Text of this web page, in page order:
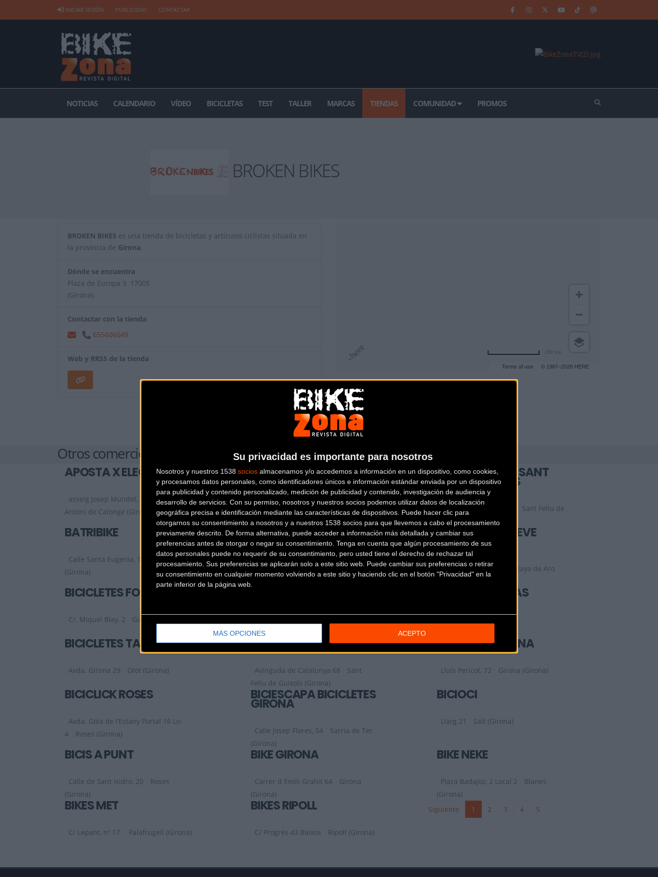
Su privacidad es importante para nosotros
Nosotros y nuestros 1538 socios almacenamos y/o accedemos a información en un dispositivo, como cookies,
y procesamos datos personales, como identificadores únicos e información estándar enviada por un dispositivo
para publicidad y contenido personalizado, medición de publicidad y contenido, investigación de audiencia y
desarrollo de servicios. Con su permiso, nosotros y nuestros socios podemos utilizar datos de localización
geográfica precisa e identificación mediante las características de dispositivos. Puede hacer clic para
otorgarnos su consentimiento a nosotros y a nuestros 1538 socios para que llevemos a cabo el procesamiento
previamente descrito. De forma alternativa, puede acceder a información más detallada y cambiar sus
preferencias antes de otorgar o negar su consentimiento. Tenga en cuenta que algún procesamiento de sus
datos personales puede no requerir de su consentimiento, pero usted tiene el derecho de rechazar tal
procesamiento. Sus preferencias se aplicarán solo a este sitio web. Puede cambiar sus preferencias o retirar
su consentimiento en cualquier momento volviendo a este sitio y haciendo clic en el botón "Privacidad" en la
parte inferior de la página web.
MÁS OPCIONES ACEPTO
INICIAR SESIÓN PUBLICIDAD CONTACTAR
NOTICIAS CALENDARIO VÍDEO BICICLETAS TEST TALLER MARCAS TIENDAS COMUNIDAD PROMOS
BROKEN BIKES
BROKEN BIKES es una tienda de bicicletas y artículos ciclistas situada en
la provincia de Girona.
Dónde se encuentra
Plaza de Europa 3 17005
(Girona).
Contactar con la tienda
655606049
Web y RRSS de la tienda
Terms of use © 1987–2026 HERE
200 km
¿Eres el propietario de esta tienda? Descubre cómohacerte tienda Premium para llegar a más clientes
Otros comercios
APOSTA X ELECTRICA
asseig Josep Mundet, 84
Sant
Antoni de Calonge (Girona)
AYATS CYCLES
LLAGOSTERA
Carrer del Carrilet, 1,
Llagostera
(Girona)
AYATS CYCLES SANT
FELIU DE GIXOLS
Carretera Palamos 164
Sant Feliu de
Guíxols (Girona)
BATRIBIKE
Calle Santa Eugenia, 108
Girona
(Girona)
BICICLETES ESTEVE
PALAMÓS
Av. President Macià, 100
Palamós
BICICLETES ESTEVE
PLAYA DE ARO
Av. Cavall Bernat, 81
Playa de Aro
BICICLETES FORTIÁ
C/. Miquel Blay, 2 Girona (Girona)
(Girona)
BICICLETES RIBAS
BICICLETES TARRES
Avda. Girona 29 Olot (Girona)
BICICLETES TOPE
Avinguda de Catalunya 68
Sant
Feliu de Guixols (Girona)
BICICLICK GIRONA
Lluís Pericot, 72 Girona (Girona)
BICICLICK ROSES
Avda. Gola de l’Estany Portal 16 Lo-
4
Roses (Girona)
BICIESCAPA BICICLETES
GIRONA
Calle Josep Flores, 54
Sarria de Ter
(Girona)
BICIOCI
Llarg 21 Salt (Girona)
BICIS A PUNT
Calle de Sant Isidro, 20
Roses
(Girona)
BIKE GIRONA
Carrer d Emili Grahit 64
Girona
(Girona)
BIKE ÑEKE
Plaza Badajoz, 2 Local 2
Blanes
(Girona)
BIKES MET
C/ Lepant, nº 17 Palafrugell (Girona)
BIKES RIPOLL
C/ Progrés 43 Baixos Ripoll (Girona)
Siguiente 1 2 3 4 5